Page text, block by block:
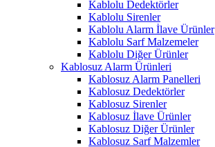
Kablolu Dedektörler
Kablolu Sirenler
Kablolu Alarm İlave Ürünler
Kablolu Sarf Malzemeler
Kablolu Diğer Ürünler
Kablosuz Alarm Ürünleri
Kablosuz Alarm Panelleri
Kablosuz Dedektörler
Kablosuz Sirenler
Kablosuz İlave Ürünler
Kablosuz Diğer Ürünler
Kablosuz Sarf Malzemler